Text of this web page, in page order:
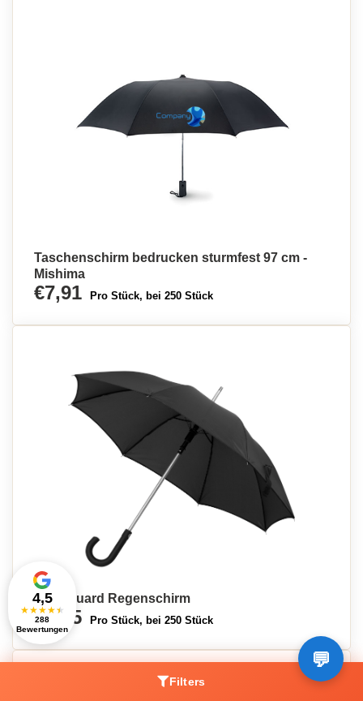
Taschenschirm bedrucken sturmfest 97 cm -
Mishima
€7,91 Pro Stück, bei 250 Stück
LogoGuard Regenschirm
€7,85 Pro Stück, bei 250 Stück
Filters
4,5
★★★★★
288
Bewertungen